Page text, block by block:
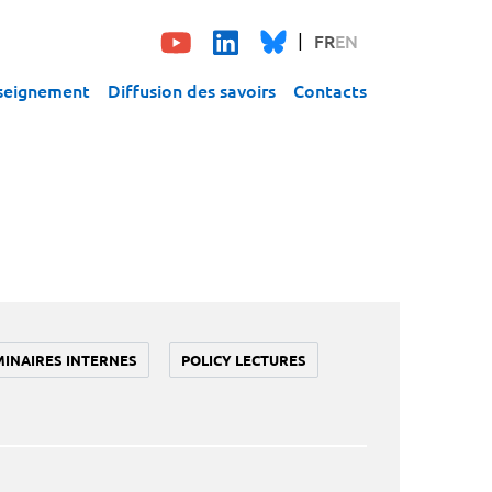
FREN
Diffusion des savoirs Contacts
INTERNES POLICY LECTURES